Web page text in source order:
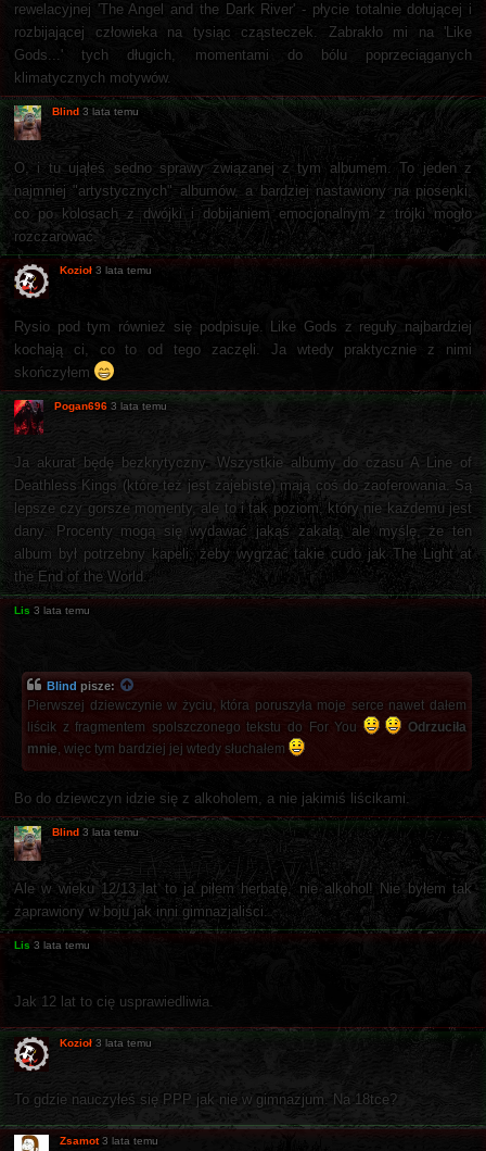
rewelacyjnej 'The Angel and the Dark River' - płycie totalnie dołującej i
rozbijającej człowieka na tysiąc cząsteczek. Zabrakło mi na 'Like
Gods...' tych długich, momentami do bólu poprzeciąganych
klimatycznych motywów.
Blind 3 lata temu
O, i tu ująłeś sedno sprawy związanej z tym albumem. To jeden z
najmniej "artystycznych" albumów, a bardziej nastawiony na piosenki,
co po kolosach z dwójki i dobijaniem emocjonalnym z trójki mogło
rozczarować.
Kozioł 3 lata temu
Rysio pod tym również się podpisuje. Like Gods z reguły najbardziej
kochają ci, co to od tego zaczęli. Ja wtedy praktycznie z nimi
skończyłem
Pogan696 3 lata temu
Ja akurat będę bezkrytyczny. Wszystkie albumy do czasu A Line of
Deathless Kings (które też jest zajebiste) mają coś do zaoferowania. Są
lepsze czy gorsze momenty, ale to i tak poziom, który nie każdemu jest
dany. Procenty mogą się wydawać jakąś zakałą, ale myślę, że ten
album był potrzebny kapeli, żeby wygrzać takie cudo jak The Light at
the End of the World.
Lis 3 lata temu
Blind pisze:
Pierwszej dziewczynie w życiu, która poruszyła moje serce nawet dałem
liścik z fragmentem spolszczonego tekstu do For You
Odrzuciła
mnie, więc tym bardziej jej wtedy słuchałem
Bo do dziewczyn idzie się z alkoholem, a nie jakimiś liścikami.
Blind 3 lata temu
Ale w wieku 12/13 lat to ja piłem herbatę, nie alkohol! Nie byłem tak
zaprawiony w boju jak inni gimnazjaliści.
Lis 3 lata temu
Jak 12 lat to cię usprawiedliwia.
Kozioł 3 lata temu
To gdzie nauczyłeś się PPP jak nie w gimnazjum. Na 18tce?
Zsamot 3 lata temu